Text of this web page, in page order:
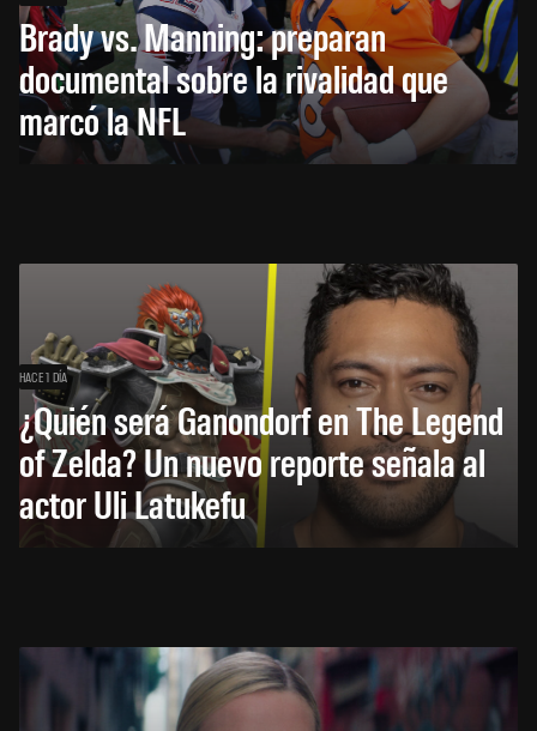
Brady vs. Manning: preparan
documental sobre la rivalidad que
marcó la NFL
HACE 1 DÍA
¿Quién será Ganondorf en The Legend
of Zelda? Un nuevo reporte señala al
actor Uli Latukefu